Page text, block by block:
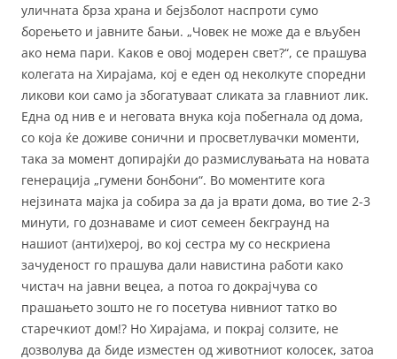
уличната брза храна и бејзболот наспроти сумо
борењето и јавните бањи. „Човек не може да е вљубен
ако нема пари. Каков е овој модерен свет?“, се прашува
колегата на Хирајама, кој е еден од неколкуте споредни
ликови кои само ја збогатуваат сликата за главниот лик.
Една од нив е и неговата внука која побегнала од дома,
со која ќе доживе сонични и просветлувачки моменти,
така за момент допирајќи до размислувањата на новата
генерација „гумени бонбони“. Во моментите кога
нејзината мајка ја собира за да ја врати дома, во тие 2-3
минути, го дознаваме и сиот семеен бекграунд на
нашиот (анти)херој, во кој сестра му со нескриена
зачуденост го прашува дали навистина работи како
чистач на јавни вецеа, а потоа го докрајчува со
прашањето зошто не го посетува нивниот татко во
старечкиот дом!? Но Хирајама, и покрај солзите, не
дозволува да биде изместен од животниот колосек, затоа